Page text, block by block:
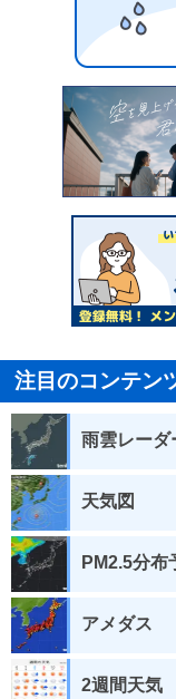
注目のコンテン
雨雲レーダ
天気図
PM2.5分布
アメダス
2週間天気